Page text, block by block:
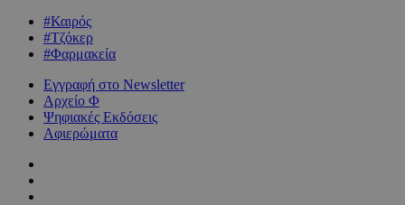
#Καιρός
#Τζόκερ
#Φαρμακεία
Εγγραφή στο Newsletter
Αρχείο Φ
Ψηφιακές Εκδόσεις
Αφιερώματα